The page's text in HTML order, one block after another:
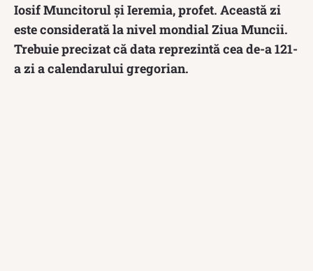
Iosif Muncitorul și Ieremia, profet. Această zi
este considerată la nivel mondial Ziua Muncii.
Trebuie precizat că data reprezintă cea de-a 121-
a zi a calendarului gregorian.